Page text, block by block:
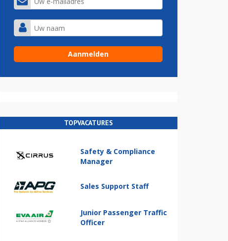
TOPVACATURES
Safety & Compliance
Manager
Sales Support Staff
Junior Passenger Traffic
Officer